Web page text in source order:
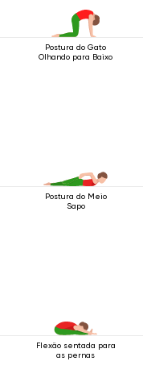
Postura do Gato
Olhando para Baixo
Postura do Meio
Sapo
Flexão sentada para
as pernas